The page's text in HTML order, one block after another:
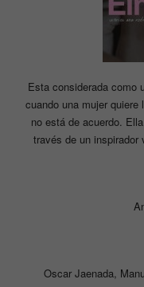
Esta considerada como
cuando una mujer
no está de acuerdo.
través de un inspirador
Oscar Jaenada,